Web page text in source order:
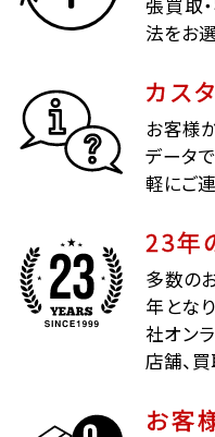
張買取
法をお
カス
お客様
データ
軽にご
23年
多数の
年とな
社オン
店舗、
お客